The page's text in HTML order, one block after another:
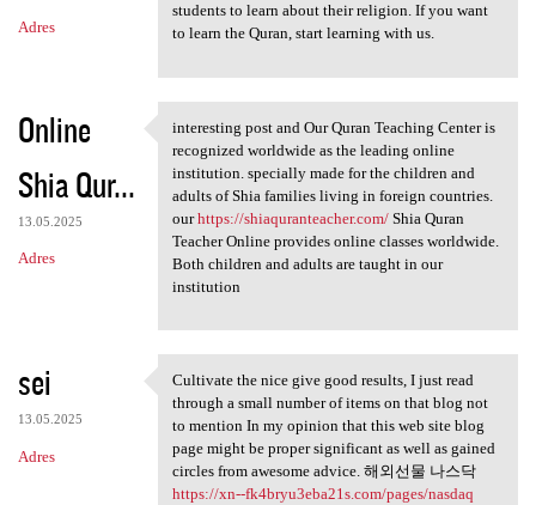
Adres
students to learn about their religion. If you want
to learn the Quran, start learning with us.
Online
Shia Qur...
13.05.2025
Adres
interesting post and Our
interesting post and Our Quran Teaching Center is
recognized worldwide as the leading online
institution. specially made for the children and
adults of Shia families living in foreign countries.
ourhttps://shiaquranteacher.com/Shia Quran
Teacher Online provides online classes worldwide.
Both children and adults are taught in our
institution
sei
13.05.2025
Adres
Cultivate the nice give good
Cultivate the nice give good results, I just read
through a small number of items on that blog not
to mention In my opinion that this web site blog
page might be proper significant as well as gained
circles from awesome advice. 해외선물 나스닥
https://xn--fk4bryu3eba21s.com/pages/nasdaq